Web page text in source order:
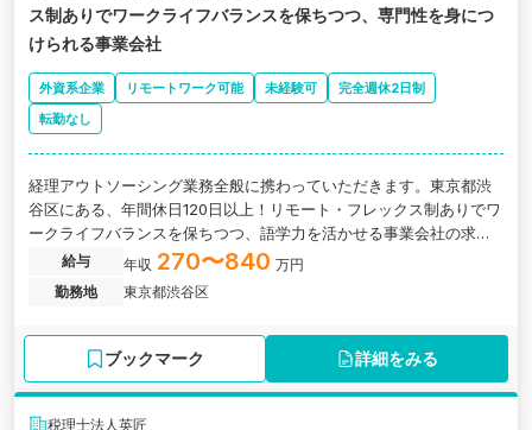
ス制ありでワークライフバランスを保ちつつ、専門性を身につ
けられる事業会社
外資系企業 リモートワーク可能 未経験可
完全週休2日制
転勤なし
経理アウトソーシング業務全般に携わっていただきます。東京都渋
谷区にある、年間休日120日以上！リモート・フレックス制ありでワ
ークライフバランスを保ちつつ、語学力を活かせる事業会社の求人
です。給与 年収 270〜840 万円
勤務地
東京都渋谷区
ブックマーク 詳細をみる
税理士法人英匠